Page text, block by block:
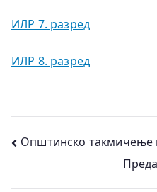
ИЛР 7. разред
ИЛР 8. разред
Кретање
Општинско такмичење